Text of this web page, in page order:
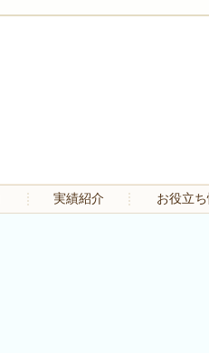
実績紹介 お役立